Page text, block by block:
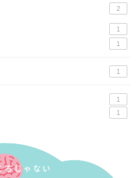
2
1
1
1
1
1